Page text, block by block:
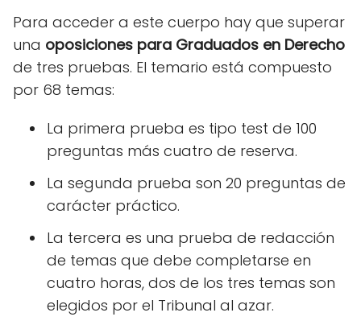
Para acceder a este cuerpo hay que superar
una oposiciones para Graduados en Derecho
de tres pruebas. El temario está compuesto
por 68 temas:
La primera prueba es tipo test de 100
preguntas más cuatro de reserva.
La segunda prueba son 20 preguntas de
carácter práctico.
La tercera es una prueba de redacción
de temas que debe completarse en
cuatro horas, dos de los tres temas son
elegidos por el Tribunal al azar.